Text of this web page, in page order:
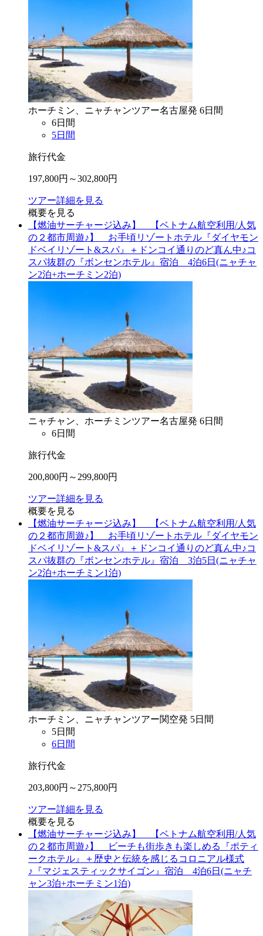
ホーチミン、ニャチャンツアー名古屋発 6日間
6日間
5日間
旅行代金
197,800円～302,800円
ツアー詳細を見る
概要を見る
【燃油サーチャージ込み】 【ベトナム航空利用/人気
の２都市周遊♪】 お手頃リゾートホテル『ダイヤモン
ドベイリゾート&スパ』＋ドンコイ通りのど真ん中♪コ
スパ抜群の『ボンセンホテル』宿泊 4泊6日(ニャチャ
ン2泊+ホーチミン2泊)
ニャチャン、ホーチミンツアー名古屋発 6日間
6日間
旅行代金
200,800円～ 299,800円
ツアー詳細を見る
概要を見る
【燃油サーチャージ込み】 【ベトナム航空利用/人気
の２都市周遊♪】 お手頃リゾートホテル『ダイヤモン
ドベイリゾート&スパ』＋ドンコイ通りのど真ん中♪コ
スパ抜群の『ボンセンホテル』宿泊 3泊5日(ニャチャ
ン2泊+ホーチミン1泊)
ホーチミン、ニャチャンツアー関空発 5日間
5日間
6日間
旅行代金
203,800円～ 275,800円
ツアー詳細を見る
概要を見る
【燃油サーチャージ込み】 【ベトナム航空利用/人気
の２都市周遊♪】 ビーチも街歩きも楽しめる『ポティ
ークホテル』＋歴史と伝統を感じるコロニアル様式
♪『マジェスティックサイゴン』宿泊 4泊6日(ニャチ
ャン3泊+ホーチミン1泊)